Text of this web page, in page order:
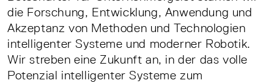
die Forschung, Entwicklung, Anwendung und
Akzeptanz von Methoden und Technologien
intelligenter Systeme und moderner Robotik.
Wir streben eine Zukunft an, in der das volle
Potenzial intelligenter Systeme zum